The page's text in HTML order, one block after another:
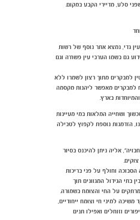
סלע, מדיירי הקבע במקום.
גדי, נמצא אתר נוסף של רשות
גם בשמו הערבי עין פשח'ה וגם
למבקרים מתוך רצון לשמרו ללא
למבקרים מאפשר ליהנות מקסמה
בארץ.
ושחייה המלאות במי מעיינות
הזדמנות נוספת לקפוץ לטבילה
אליה ניתן להיכנס בסיור
וחולף על פני בריכות
בתי הגידול המגוונים תוך
על החי והצומח בשמורה.
למיני חי וצומח ייחודיים,
וזוחלים ואפילו תנים